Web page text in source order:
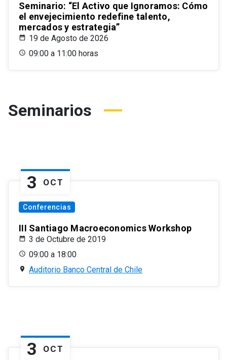
Seminario: “El Activo que Ignoramos: Cómo
el envejecimiento redefine talento,
mercados y estrategia”
19 de Agosto de 2026
09:00 a 11:00 horas
Seminarios
3 OCT
Conferencias
III Santiago Macroeconomics Workshop
3 de Octubre de 2019
09:00 a 18:00
Auditorio Banco Central de Chile
3 OCT